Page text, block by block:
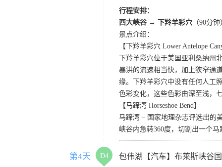
行程安排：
西大峡谷 → 下羚羊彩穴 （90分
景点介绍：
【下羚羊彩穴 Lower Antelope
下羚羊彩穴位于美国亚利桑纳
暴洪的流速相当快，加上狭窄通
缘。下羚羊彩穴中没有任何人工
色彩变化，这些色彩由深至浅，
【马蹄湾 Horseshoe Bend】
马蹄湾 – 国家地理杂志评选出的
峡谷内急转360度，切割出一个
第4天 D4 包伟湖【汽车】布莱斯峡谷